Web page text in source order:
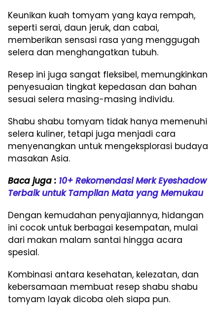
Keunikan kuah tomyam yang kaya rempah,
seperti serai, daun jeruk, dan cabai,
memberikan sensasi rasa yang menggugah
selera dan menghangatkan tubuh.
Resep ini juga sangat fleksibel, memungkinkan
penyesuaian tingkat kepedasan dan bahan
sesuai selera masing-masing individu.
Shabu shabu tomyam tidak hanya memenuhi
selera kuliner, tetapi juga menjadi cara
menyenangkan untuk mengeksplorasi budaya
masakan Asia.
Baca juga : 10+ Rekomendasi Merk Eyeshadow
Terbaik untuk Tampilan Mata yang Memukau
Dengan kemudahan penyajiannya, hidangan
ini cocok untuk berbagai kesempatan, mulai
dari makan malam santai hingga acara
spesial.
Kombinasi antara kesehatan, kelezatan, dan
kebersamaan membuat resep shabu shabu
tomyam layak dicoba oleh siapa pun.